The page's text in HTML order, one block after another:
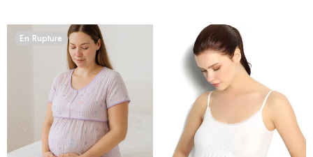
En Rupture